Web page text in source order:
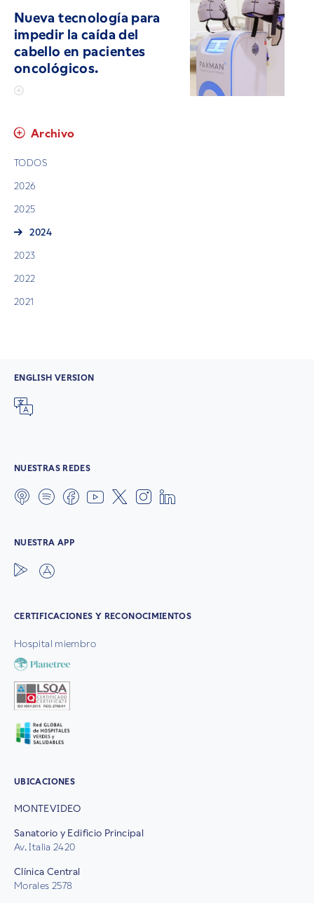
Nueva tecnología para
impedir la caída del
cabello en pacientes
oncológicos.
Archivo
TODOS
2026
2025
2024
2023
2022
2021
ENGLISH VERSION
NUESTRAS REDES
NUESTRA APP
CERTIFICACIONES Y RECONOCIMIENTOS
Hospital miembro
UBICACIONES
MONTEVIDEO
Sanatorio y Edificio Principal
Av. Italia 2420
Clínica Central
Morales 2578